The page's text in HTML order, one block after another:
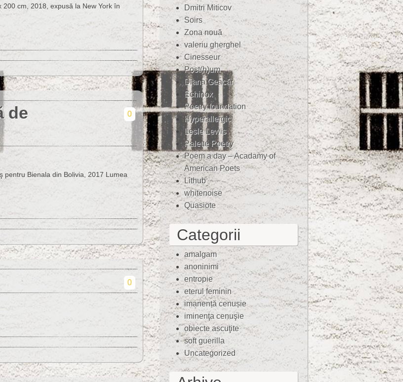
cm, 2018, expusă la New York în
de
0
pentru Bienala din Bolivia, 2017 Lumea
0
Dmitri Miticov
Soirs
Zona nouă
valeriu gherghel
Cinesseur
Post(h)um
Diana Geacăr
Echinox
Poetry foundation
Hyperallergic
Lesle Lewis
Palette Poetry
Poem a day – Acadamy of
American Poets
Lithub
whitenoise
Quasiote
Categorii
amalgam
anoninimi
entropie
eterul feminin
imanență cenușie
iminenţa cenuşie
obiecte ascuţite
soft guerilla
Uncategorized